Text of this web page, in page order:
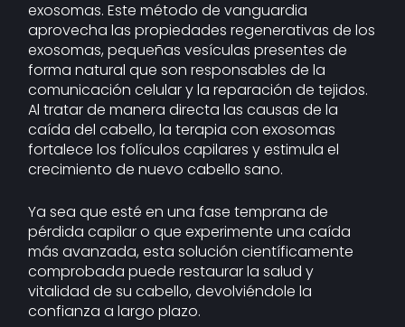
exosomas. Este método de vanguardia
aprovecha las propiedades regenerativas de los
exosomas, pequeñas vesículas presentes de
forma natural que son responsables de la
comunicación celular y la reparación de tejidos.
Al tratar de manera directa las causas de la
caída del cabello, la terapia con exosomas
fortalece los folículos capilares y estimula el
crecimiento de nuevo cabello sano.
Ya sea que esté en una fase temprana de
pérdida capilar o que experimente una caída
más avanzada, esta solución científicamente
comprobada puede restaurar la salud y
vitalidad de su cabello, devolviéndole la
confianza a largo plazo.